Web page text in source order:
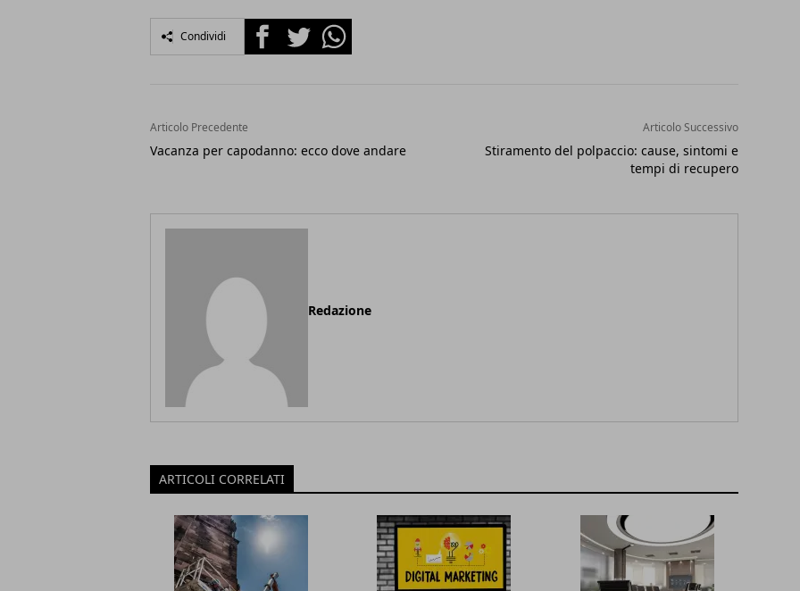
Condividi FacebookTwitterWhatsapp
Articolo Precedente
Vacanza per capodanno: ecco dove andare
Articolo Successivo
Stiramento del polpaccio: cause, sintomi e
tempi di recupero
Redazione
ARTICOLI CORRELATI